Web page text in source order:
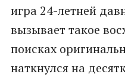
игра 24-летней
вызывает такое
поисках
наткнулся на